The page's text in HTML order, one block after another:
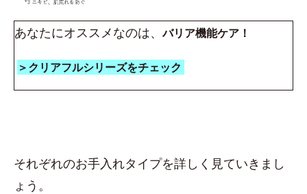
あなたにオススメなのは、バリア機能ケア！
＞クリアフルシリーズをチェック
それぞれのお手入れタイプを詳しく見ていきまし
ょう。